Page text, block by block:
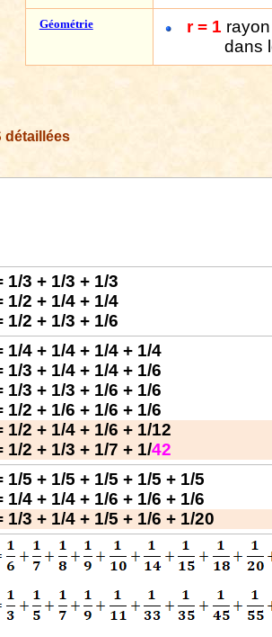
Géométrie r = 1
dans
détaillées
1/3 + 1/3 + 1/3
1/2 + 1/4 + 1/4
1/2 + 1/3 + 1/6
1/4 + 1/4 + 1/4 + 1/4
1/3 + 1/4 + 1/4 + 1/6
1/3 + 1/3 + 1/6 + 1/6
1/2 + 1/6 + 1/6 + 1/6
1/2 + 1/4 + 1/6 + 1/12
1/2 + 1/3 + 1/7 + 1/42
1/5 + 1/5 + 1/5 + 1/5 + 1/5
1/4 + 1/4 + 1/6 + 1/6 + 1/6
1/3 + 1/4 + 1/5 + 1/6 + 1/20